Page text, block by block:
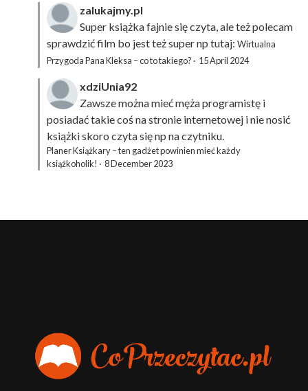
zalukajmy.pl
Super książka fajnie się czyta, ale też polecam
sprawdzić film bo jest też super np tutaj: Wirtualna
Przygoda Pana Kleksa – co to takiego? · 15 April 2024
xdziUnia92
Zawsze można mieć męża programistę i
posiadać takie coś na stronie internetowej i nie nosić
książki skoro czyta się np na czytniku.
Planer Książkary – ten gadżet powinien mieć każdy
książkoholik! · 8 December 2023